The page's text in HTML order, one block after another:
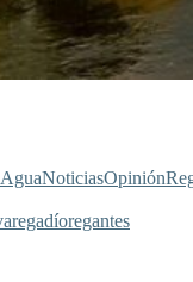
AguaNoticiasOpinión
regadíoregantes